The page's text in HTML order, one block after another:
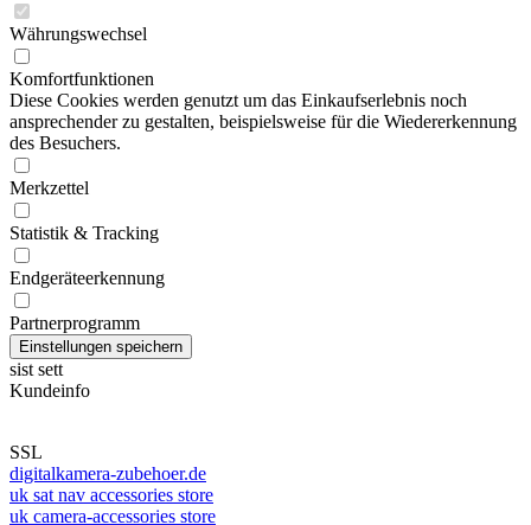
Währungswechsel
Komfortfunktionen
Diese Cookies werden genutzt um das Einkaufserlebnis noch
ansprechender zu gestalten, beispielsweise für die Wiedererkennung
des Besuchers.
Merkzettel
Statistik & Tracking
Endgeräteerkennung
Partnerprogramm
sist sett
Kundeinfo
SSL
digitalkamera-zubehoer.de
uk sat nav accessories store
uk camera-accessories store